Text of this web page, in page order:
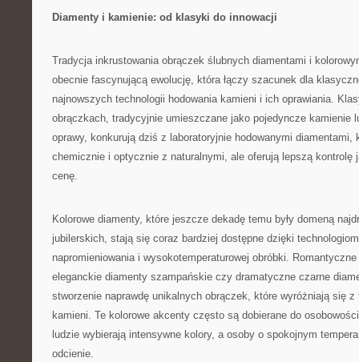
Diamenty i kamienie: od klasyki do innowacji
Tradycja inkrustowania obrączek ślubnych diamentami i
obecnie fascynującą ewolucję, która łączy szacunek dla
najnowszych technologii hodowania kamieni i ich oprawiania.
obrączkach, tradycyjnie umieszczane jako pojedyncze kamienie
oprawy, konkurują dziś z laboratoryjnie hodowanymi diamentami,
chemicznie i optycznie z naturalnymi, ale oferują lepszą kontrolę
cenę.
Kolorowe diamenty, które jeszcze dekadę temu były domeną
jubilerskich, stają się coraz bardziej dostępne dzięki
napromieniowania i wysokotemperaturowej obróbki.
eleganckie diamenty szampańskie czy dramatyczne czarne
stworzenie naprawdę unikalnych obrączek, które wyróżniają się z
kamieni. Te kolorowe akcenty często są dobierane do
ludzie wybierają intensywne kolory, a osoby o spokojnym
odcienie.